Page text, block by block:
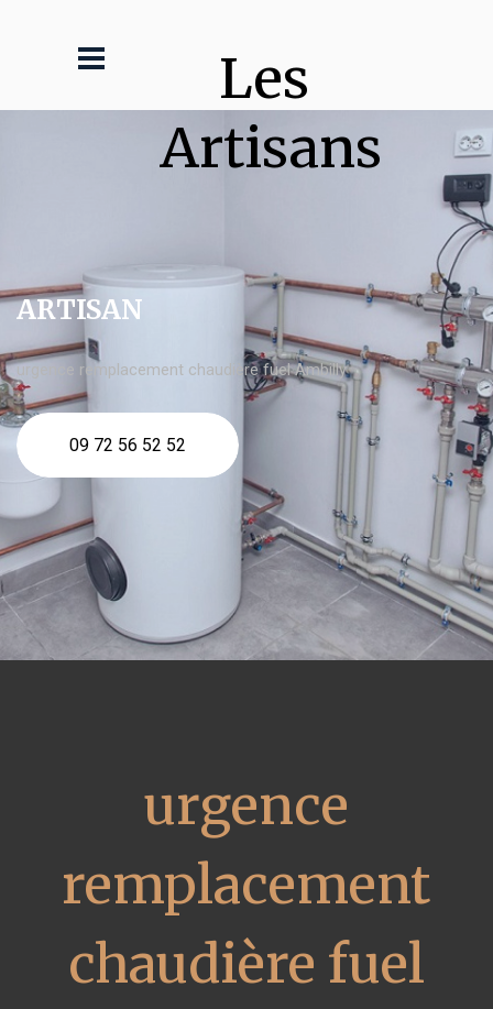
Les
Artisans
ARTISAN
urgence remplacement chaudière fuel Ambilly
09 72 56 52 52
urgence
remplacement
chaudière fuel